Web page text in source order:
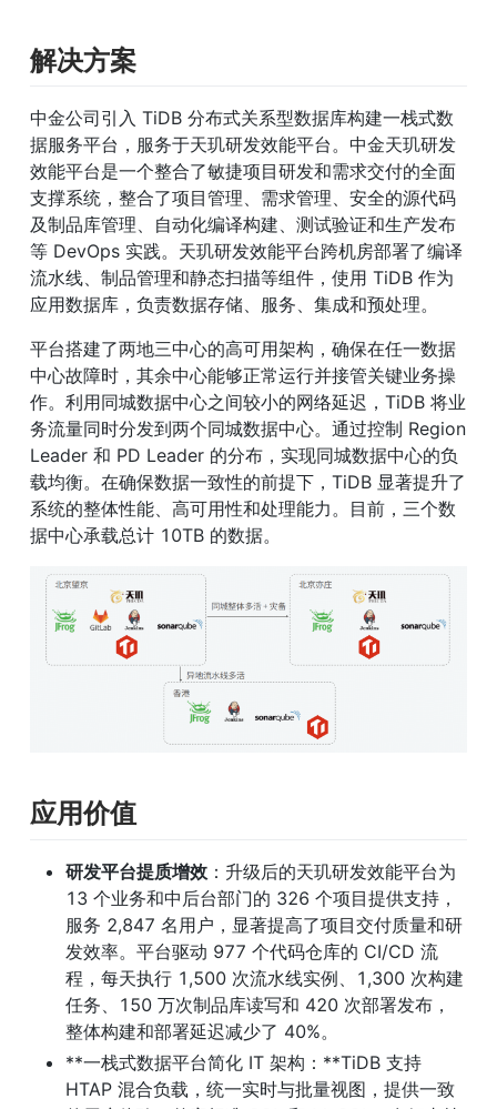
解决方案
中金公司引入 TiDB 分布式关系型数据库构建一栈式数
据服务平台，服务于天玑研发效能平台。中金天玑研发
效能平台是一个整合了敏捷项目研发和需求交付的全面
支撑系统，整合了项目管理、需求管理、安全的源代码
及制品库管理、自动化编译构建、测试验证和生产发布
等 DevOps 实践。天玑研发效能平台跨机房部署了编译
流水线、制品管理和静态扫描等组件，使用 TiDB 作为
应用数据库，负责数据存储、服务、集成和预处理。
平台搭建了两地三中心的高可用架构，确保在任一数据
中心故障时，其余中心能够正常运行并接管关键业务操
作。利用同城数据中心之间较小的网络延迟，TiDB 将业
务流量同时分发到两个同城数据中心。通过控制 Region
Leader 和 PD Leader 的分布，实现同城数据中心的负
载均衡。在确保数据一致性的前提下，TiDB 显著提升了
系统的整体性能、高可用性和处理能力。目前，三个数
据中心承载总计 10TB 的数据。
应用价值
研发平台提质增效 ：升级后的天玑研发效能平台为
13 个业务和中后台部门的 326 个项目提供支持，
服务 2,847 名用户，显著提高了项目交付质量和研
发效率。平台驱动 977 个代码仓库的 CI/CD 流
程，每天执行 1,500 次流水线实例、1,300 次构建
任务、150 万次制品库读写和 420 次部署发布，
整体构建和部署延迟减少了 40%。
**一栈式数据平台简化 IT 架构：**TiDB 支持
HTAP 混合负载，统一实时与批量视图，提供一致